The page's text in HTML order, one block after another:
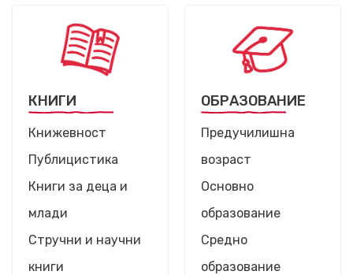
КНИГИ
Книжевност
Публицистика
Книги за деца и
млади
Стручни и научни
книги
ОБРАЗОВАНИЕ
Предучилишна
возраст
Основно
образование
Средно
образование